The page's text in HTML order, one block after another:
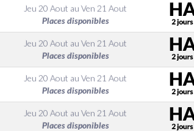
Jeu 20 Aout au Ven 21 Aout
Places disponibles
Jeu 20 Aout au Ven 21 Aout
Places disponibles
Jeu 20 Aout au Ven 21 Aout
Places disponibles
Jeu 20 Aout au Ven 21 Aout
Places disponibles